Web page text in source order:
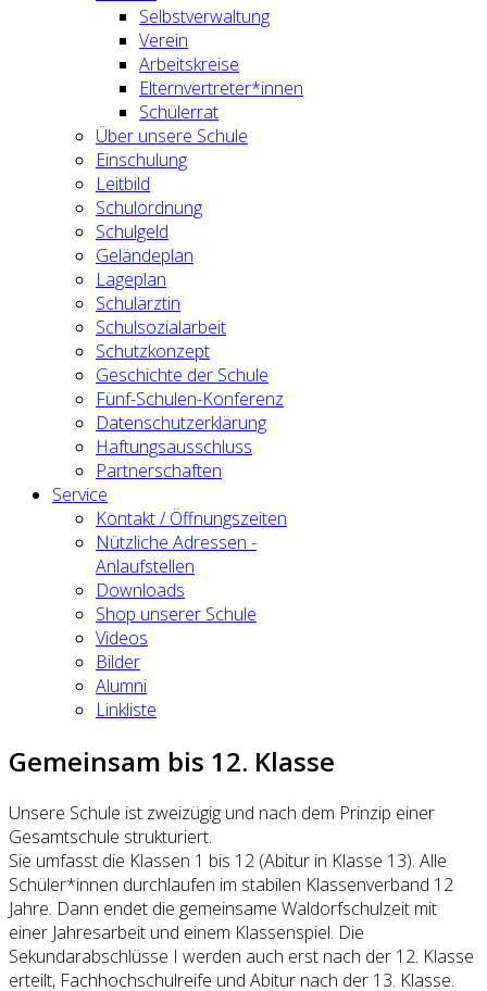
Selbstverwaltung
Verein
Arbeitskreise
Elternvertreter*innen
Schülerrat
Über unsere Schule
Einschulung
Leitbild
Schulordnung
Schulgeld
Geländeplan
Lageplan
Schulärztin
Schulsozialarbeit
Schutzkonzept
Geschichte der Schule
Fünf-Schulen-Konferenz
Datenschutzerklärung
Haftungsausschluss
Partnerschaften
Service
Kontakt / Öffnungszeiten
Nützliche Adressen -
Anlaufstellen
Downloads
Shop unserer Schule
Videos
Bilder
Alumni
Linkliste
Gemeinsam bis 12. Klasse
Unsere Schule ist zweizügig und nach dem Prinzip einer
Gesamtschule strukturiert.
Sie umfasst die Klassen 1 bis 12 (Abitur in Klasse 13). Alle
Schüler*innen durchlaufen im stabilen Klassenverband 12
Jahre. Dann endet die gemeinsame Waldorfschulzeit mit
einer Jahresarbeit und einem Klassenspiel. Die
Sekundarabschlüsse I werden auch erst nach der 12. Klasse
erteilt, Fachhochschulreife und Abitur nach der 13. Klasse.